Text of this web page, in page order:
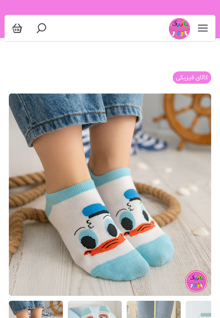
کالای فیزیکی